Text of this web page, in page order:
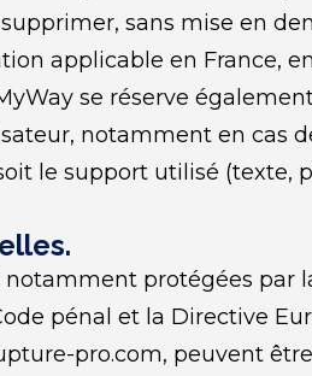
sans mise en
applicable en France,
se réserve
notamment en cas
le support utilisé (texte,
protégées par
pénal et la Directive
pro.com, peuvent